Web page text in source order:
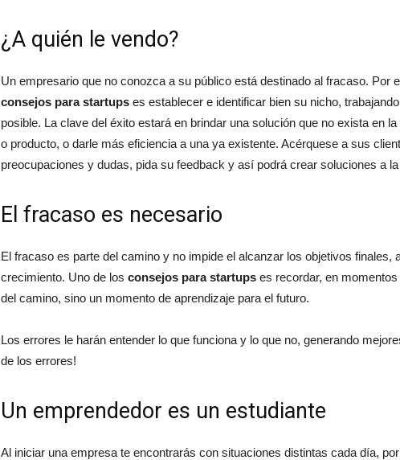
¿A quién le vendo?
Un empresario que no conozca a su público está destinado al fracaso. Por
consejos para startups es establecer e identificar bien su nicho,
posible. La clave del éxito estará en brindar una solución que no exista en
o producto, o darle más eficiencia a una ya existente. Acérquese a sus
preocupaciones y dudas, pida su feedback y así podrá crear soluciones a
El fracaso es necesario
El fracaso es parte del camino y no impide el alcanzar los objetivos finales,
crecimiento. Uno de los consejos para startups es recordar, en
del camino, sino un momento de aprendizaje para el futuro.
Los errores le harán entender lo que funciona y lo que no, generando
de los errores!
Un emprendedor es un estudiante
Al iniciar una empresa te encontrarás con situaciones distintas cada día,